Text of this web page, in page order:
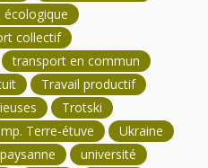
collectif
transport en commun
Travail productif
Trotski
Terre-étuve
Ukraine
université